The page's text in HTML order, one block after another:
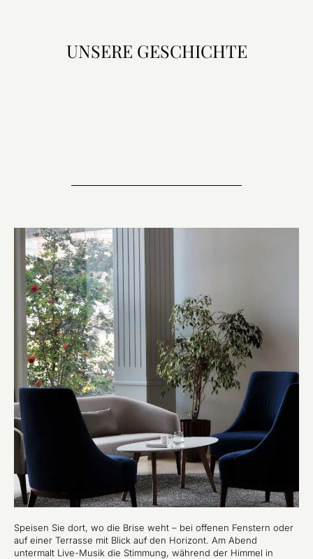
UNSERE GESCHICHTE
Speisen Sie dort, wo die Brise weht – bei offenen Fenstern oder
auf einer Terrasse mit Blick auf den Horizont. Am Abend
untermalt Live-Musik die Stimmung, während der Himmel in